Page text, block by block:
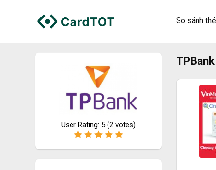
So sánh thẻ
TPBank
User Rating: 5 (2votes)